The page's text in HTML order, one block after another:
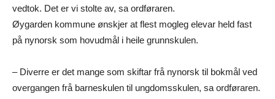
vedtok. Det er vi stolte av, sa ordføraren.
Øygarden kommune ønskjer at flest mogleg elevar held fast
på nynorsk som hovudmål i heile grunnskulen.
– Diverre er det mange som skiftar frå nynorsk til bokmål ved
overgangen frå barneskulen til ungdomsskulen, sa ordføraren.